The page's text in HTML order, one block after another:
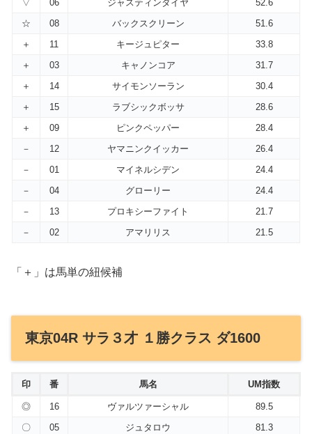
▽ 06 ジャスティンダイヤ
52.6
☆
08 バックスクリーン
51.6
＋
11 キージュピター
33.8
＋
03 キャノンコア
31.7
＋
14 サイモンソーラン
30.4
＋
15 ラブシックボッサ
28.6
＋
09 ピンクペッパー
28.4
－
12 ヤマニンクイッカー
26.4
－
01 マイネルシデン
24.4
－
04 グローリー
24.4
－
13 プロキシーファイト
21.7
－
02 アマリリス 21.5
「＋」は馬単の紐候補
東京04R サラ３才 １勝クラス ダ1600
印 番 馬名 UM指数
◎ 16 ヴァルツァーシャル
89.5
〇
05 ジュタロウ
81.3